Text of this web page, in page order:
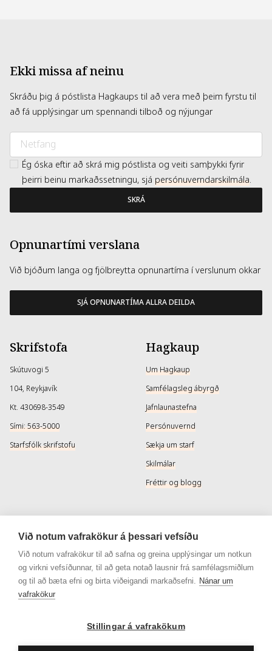
Ekki missa af neinu
Skráðu þig á póstlista Hagkaups til að vera með þeim fyrstu til
að fá upplýsingar um spennandi tilboð og nýjungar
Ég óska eftir að skrá mig póstlista og veiti samþykki fyrir
þeirri beinu markaðssetningu, sjá persónuverndarskilmála.
SKRÁ
Opnunartími verslana
Við bjóðum langa og fjölbreytta opnunartíma í verslunum okkar
SJÁ OPNUNARTÍMA ALLRA DEILDA
Skrifstofa
Skútuvogi 5
104, Reykjavík
Kt. 430698-3549
Sími: 563-5000
Starfsfólk skrifstofu
Hagkaup
Um Hagkaup
Samfélagsleg ábyrgð
Jafnlaunastefna
Persónuvernd
Sækja um starf
Skilmálar
Fréttir og blogg
Þjónusta
Afhendingarmöguleikar
Skilareglur
Algengar spurningar
Gjafakort
Samfélagsmiðlar
Instagram
Instagram - Snyrtivara
Við notum vafrakökur á þessari vefsíðu
Við notum vafrakökur til að safna og greina upplýsingar um notkun
og virkni vefsíðunnar, til að geta notað lausnir frá samfélagsmiðlum
og til að bæta efni og birta viðeigandi markaðsefni. Nánar um
vafrakökur
Stillingar á vafrakökum